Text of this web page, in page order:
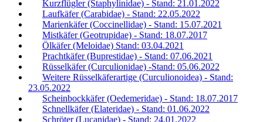
Kurzflügler (Staphylinidae) - Stand: 21.01.2022
Laufkäfer (Carabidae) - Stand: 22.05.2022
Marienkäfer (Coccinellidae) - Stand: 15.07.2021
Mistkäfer (Geotrupidae) - Stand: 18.07.2017
Ölkäfer (Meloidae) Stand: 03.04.2021
Prachtkäfer (Buprestidae) - Stand: 07.06.2021
Rüsselkäfer (Curculionidae) -Stand: 05.06.2022
Weitere Rüsselkäferartige (Curculionoidea) - Stand:
23.05.2022
Scheinbockkäfer (Oedemeridae) - Stand: 18.07.2017
Schnellkäfer (Elateridae) - Stand: 01.06.2022
Schröter (Lucanidae) - Stand: 24.01.2022